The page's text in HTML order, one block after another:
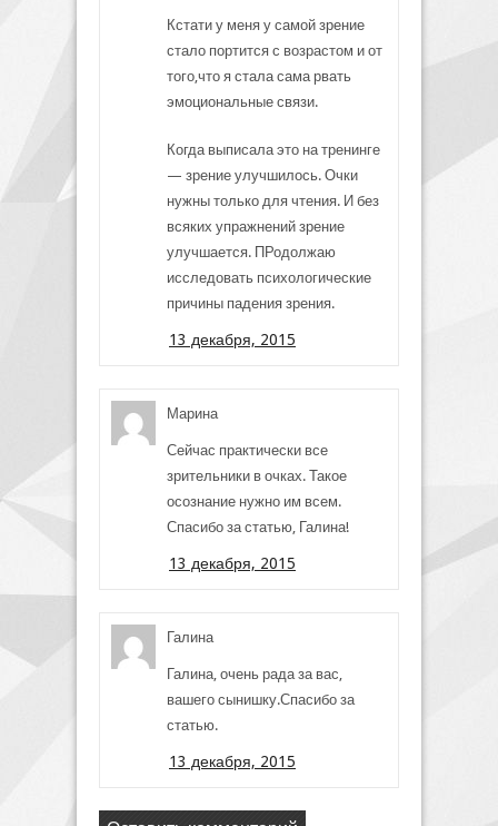
Кстати у меня у самой зрение
стало портится с возрастом и от
того,что я стала сама рвать
эмоциональные связи.
Когда выписала это на тренинге
— зрение улучшилось. Очки
нужны только для чтения. И без
всяких упражнений зрение
улучшается. ПРодолжаю
исследовать психологические
причины падения зрения.
13 декабря, 2015
Марина
Сейчас практически все
зрительники в очках. Такое
осознание нужно им всем.
Спасибо за статью, Галина!
13 декабря, 2015
Галина
Галина, очень рада за вас,
вашего сынишку.Спасибо за
статью.
13 декабря, 2015